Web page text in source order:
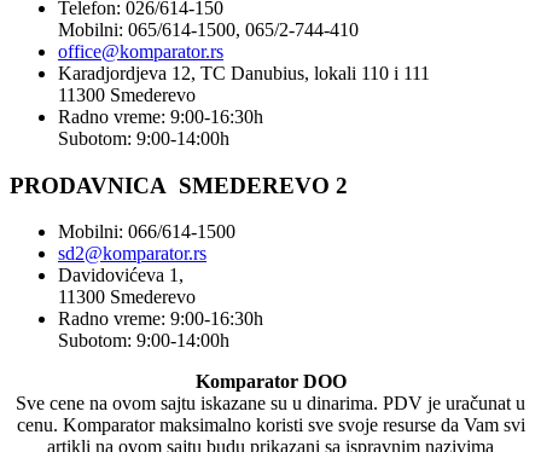
Telefon: 026/614-150
Mobilni: 065/614-1500, 065/2-744-410
office@komparator.rs
Karadjordjeva 12, TC Danubius, lokali 110 i 111
11300 Smederevo
Radno vreme: 9:00-16:30h
Subotom: 9:00-14:00h
PRODAVNICA SMEDEREVO 2
Mobilni: 066/614-1500
sd2@komparator.rs
Davidovićeva 1,
11300 Smederevo
Radno vreme: 9:00-16:30h
Subotom: 9:00-14:00h
Komparator DOO
Sve cene na ovom sajtu iskazane su u dinarima. PDV je uračunat u
cenu. Komparator maksimalno koristi sve svoje resurse da Vam svi
artikli na ovom sajtu budu prikazani sa ispravnim nazivima